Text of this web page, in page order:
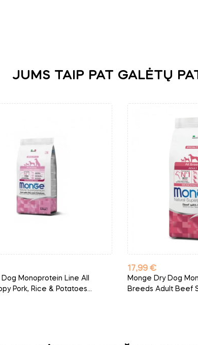
JUMS TAIP PAT GALĖTŲ
Monoprotein Line All
Pork, Rice & Potatoes...
Kaina
17,99 €
Monge Dry Dog
Breeds Adult Beef